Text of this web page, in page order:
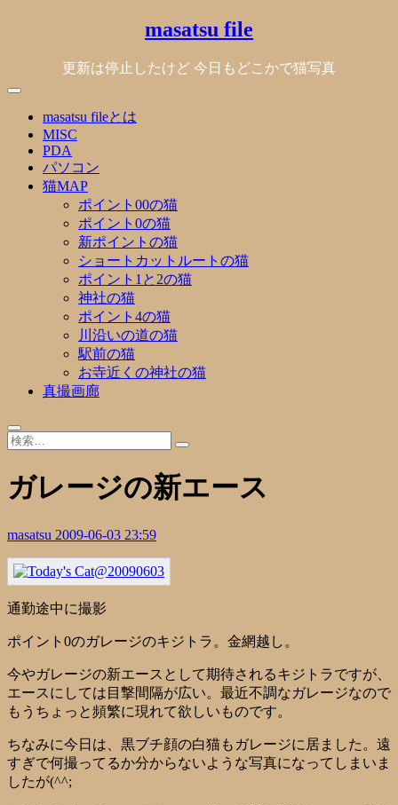
masatsu file
更新は停止したけど 今日もどこかで猫写真
masatsu fileとは
MISC
PDA
パソコン
猫MAP
ポイント00の猫
ポイント0の猫
新ポイントの猫
ショートカットルートの猫
ポイント1と2の猫
神社の猫
ポイント4の猫
川沿いの道の猫
駅前の猫
お寺近くの神社の猫
真撮画廊
ガレージの新エース
masatsu 2009-06-03 23:59
通勤途中に撮影
ポイント0のガレージのキジトラ。金網越し。
今やガレージの新エースとして期待されるキジトラですが、
エースにしては目撃間隔が広い。最近不調なガレージなので
もうちょっと頻繁に現れて欲しいものです。
ちなみに今日は、黒ブチ顔の白猫もガレージに居ました。遠
すぎで何撮ってるか分からないような写真になってしまいま
したが(^^;